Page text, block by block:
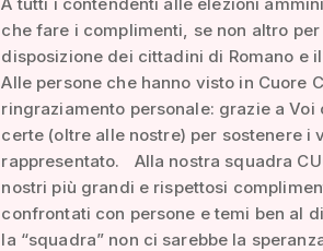
che fare i complimenti, se non altro
disposizione dei cittadini di Romano e
Alle persone che hanno visto in Cuore
ringraziamento personale: grazie a
certe (oltre alle nostre) per sostenere i
rappresentato. Alla nostra squadra
nostri più grandi e rispettosi
confrontati con persone e temi ben al
la “squadra” non ci sarebbe la